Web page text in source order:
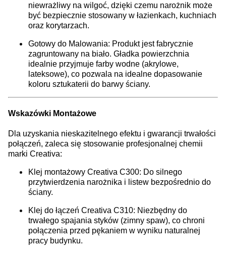
niewrażliwy na wilgoć, dzięki czemu narożnik może
być bezpiecznie stosowany w łazienkach, kuchniach
oraz korytarzach.
Gotowy do Malowania: Produkt jest fabrycznie
zagruntowany na biało. Gładka powierzchnia
idealnie przyjmuje farby wodne (akrylowe,
lateksowe), co pozwala na idealne dopasowanie
koloru sztukaterii do barwy ściany.
Wskazówki Montażowe
Dla uzyskania nieskazitelnego efektu i gwarancji trwałości
połączeń, zaleca się stosowanie profesjonalnej chemii
marki Creativa:
Klej montażowy Creativa C300: Do silnego
przytwierdzenia narożnika i listew bezpośrednio do
ściany.
Klej do łączeń Creativa C310: Niezbędny do
trwałego spajania styków (zimny spaw), co chroni
połączenia przed pękaniem w wyniku naturalnej
pracy budynku.